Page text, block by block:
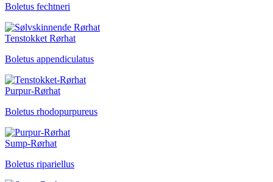
Boletus fechtneri
Tenstokket Rørhat
Boletus appendiculatus
Purpur-Rørhat
Boletus rhodopurpureus
Sump-Rørhat
Boletus ripariellus